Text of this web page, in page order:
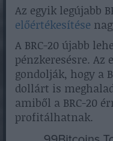
Az egyik legújabb
előértékesítése
A BRC-20 újabb
pénzkeresésre. Az
gondolják, hogy a
dollárt is
amiből a BRC-20
profitálhatnak.